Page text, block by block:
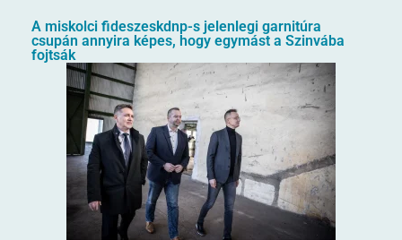
A miskolci fideszeskdnp-s jelenlegi garnitúra
csupán annyira képes, hogy egymást a Szinvába
fojtsák